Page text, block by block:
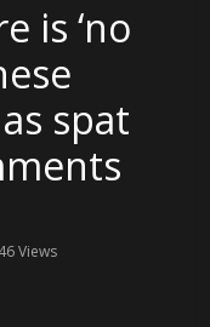
is ‘no
spat
Views